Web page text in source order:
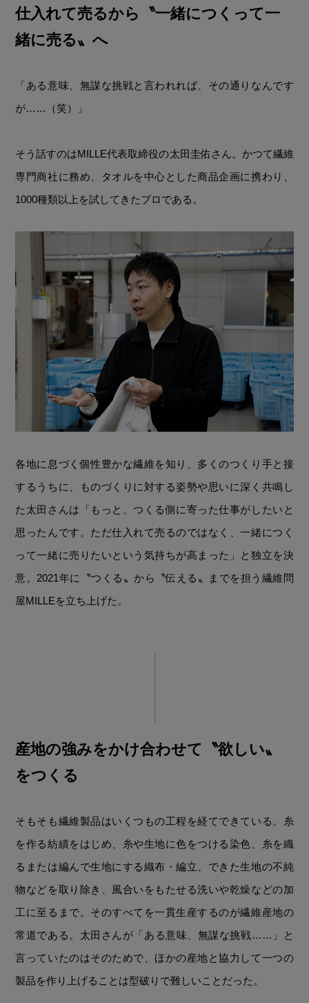
仕入れて売るから〝一緒につくって一
緒に売る〟へ
「ある意味、無謀な挑戦と言われれば、その通りなんです
が……（笑）」
そう話すのはMILLE代表取締役の太田圭佑さん。かつて繊維
専門商社に務め、タオルを中心とした商品企画に携わり、
1000種類以上を試してきたプロである。
各地に息づく個性豊かな繊維を知り、多くのつくり手と接
するうちに、ものづくりに対する姿勢や思いに深く共鳴し
た太田さんは「もっと、つくる側に寄った仕事がしたいと
思ったんです。ただ仕入れて売るのではなく、一緒につく
って一緒に売りたいという気持ちが高まった」と独立を決
意。2021年に〝つくる〟から〝伝える〟までを担う繊維問
屋MILLEを立ち上げた。
産地の強みをかけ合わせて〝欲しい〟
をつくる
そもそも繊維製品はいくつもの工程を経てできている。糸
を作る紡績をはじめ、糸や生地に色をつける染色、糸を織
るまたは編んで生地にする織布・編立、できた生地の不純
物などを取り除き、風合いをもたせる洗いや乾燥などの加
工に至るまで。そのすべてを一貫生産するのが繊維産地の
常道である。太田さんが「ある意味、無謀な挑戦……」と
言っていたのはそのためで、ほかの産地と協力して一つの
製品を作り上げることは型破りで難しいことだった。